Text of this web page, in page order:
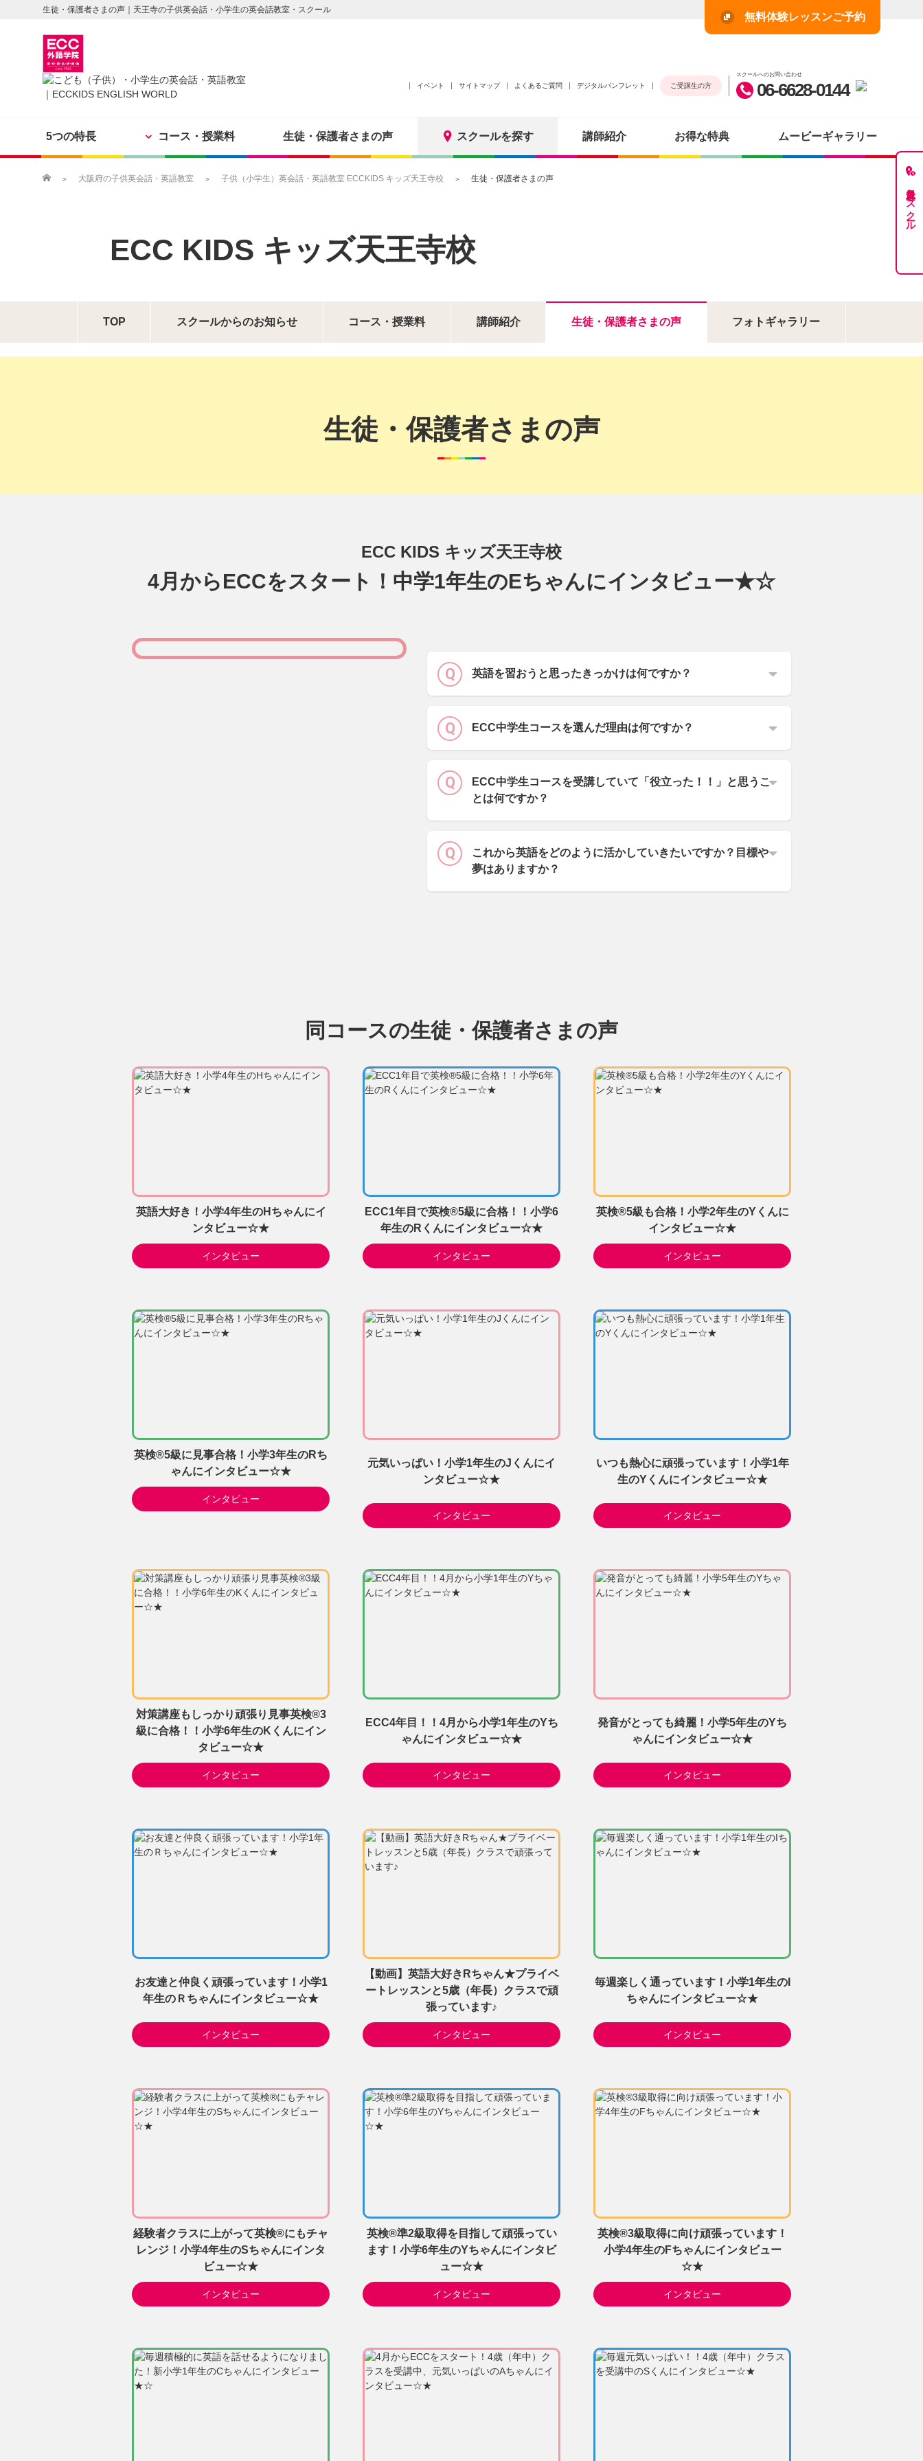
生徒・保護者さまの声｜天王寺の子供英会話・小学生の英会話教室・スクール
無料体験レッスンご予約
イベント サイトマップ よくあるご質問 デジタルパンフレット ご受講生の方
スクールへのお問い合わせ
06-6628-0144
5つの特長 コース・授業料 生徒・保護者さまの声 スクールを探す 講師紹介 お得な特典 ムービーギャラリー
最近見たスクール
大阪府の子供英会話・英語教室 子供（小学生）英会話・英語教室 ECCKIDS キッズ天王寺校 生徒・保護者さまの声
ECC KIDS キッズ天王寺校
TOP スクールからのお知らせ コース・授業料 講師紹介 生徒・保護者さまの声 フォトギャラリー
生徒・保護者さまの声
ECC KIDS キッズ天王寺校
4月からECCをスタート！中学1年生のEちゃんにインタビュー★☆
英語を習おうと思ったきっかけは何ですか？
ECC中学生コースを選んだ理由は何ですか？
ECC中学生コースを受講していて「役立った！！」と思うこ
とは何ですか？
これから英語をどのように活かしていきたいですか？目標や
夢はありますか？
同コースの生徒・保護者さまの声
英語大好き！小学4年生のHちゃんにイ
ンタビュー☆★
インタビュー
ECC1年目で英検®5級に合格！！小学6
年生のRくんにインタビュー☆★
インタビュー
英検®5級も合格！小学2年生のYくんに
インタビュー☆★
インタビュー
英検®5級に見事合格！小学3年生のRち
ゃんにインタビュー☆★
インタビュー
元気いっぱい！小学1年生のJくんにイ
ンタビュー☆★
インタビュー
いつも熱心に頑張っています！小学1年
生のYくんにインタビュー☆★
インタビュー
対策講座もしっかり頑張り見事英検®3
級に合格！！小学6年生のKくんにイン
タビュー☆★
インタビュー
ECC4年目！！4月から小学1年生のYち
ゃんにインタビュー☆★
インタビュー
発音がとっても綺麗！小学5年生のYち
ゃんにインタビュー☆★
インタビュー
お友達と仲良く頑張っています！小学1
年生のＲちゃんにインタビュー☆★
インタビュー
【動画】英語大好きRちゃん★プライベ
ートレッスンと5歳（年長）クラスで頑
張っています♪
インタビュー
毎週楽しく通っています！小学1年生のI
ちゃんにインタビュー☆★
インタビュー
経験者クラスに上がって英検®にもチャ
レンジ！小学4年生のSちゃんにインタ
ビュー☆★
インタビュー
英検®準2級取得を目指して頑張ってい
ます！小学6年生のYちゃんにインタビ
ュー☆★
インタビュー
英検®3級取得に向け頑張っています！
小学4年生のFちゃんにインタビュー
☆★
インタビュー